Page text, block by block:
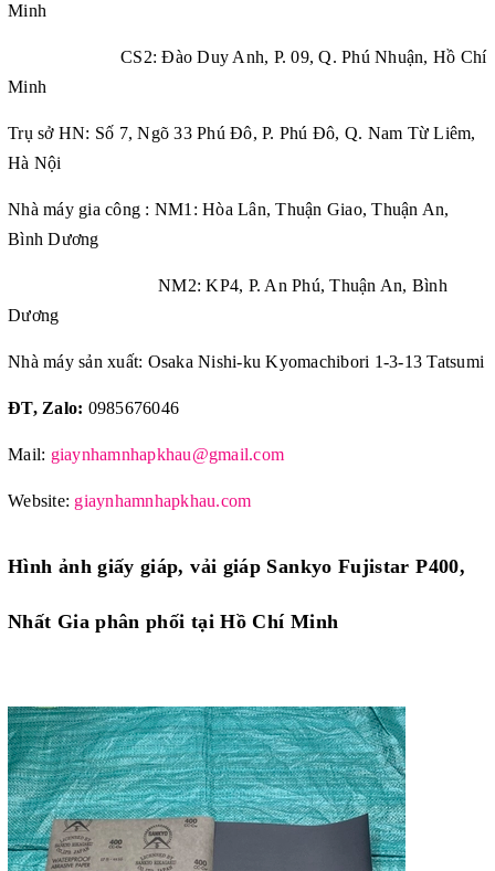
Minh
CS2: Đào Duy Anh, P. 09, Q. Phú Nhuận, Hồ Chí
Minh
Trụ sở HN: Số 7, Ngõ 33 Phú Đô, P. Phú Đô, Q. Nam Từ Liêm,
Hà Nội
Nhà máy gia công : NM1: Hòa Lân, Thuận Giao, Thuận An,
Bình Dương
NM2: KP4, P. An Phú, Thuận An, Bình
Dương
Nhà máy sản xuất: Osaka Nishi-ku Kyomachibori 1-3-13 Tatsumi
ĐT, Zalo: 0985676046
Mail: giaynhamnhapkhau@gmail.com
Website: giaynhamnhapkhau.com
Hình ảnh giấy giáp, vải giáp Sankyo Fujistar P400,
Nhất Gia phân phối tại Hồ Chí Minh